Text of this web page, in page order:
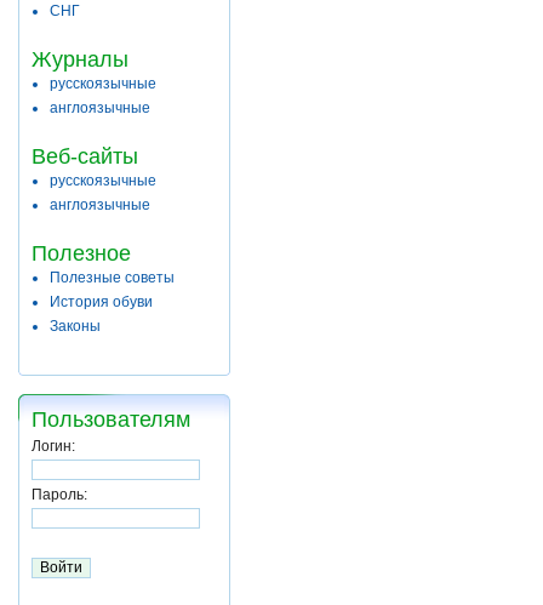
СНГ
Журналы
русскоязычные
англоязычные
Веб-сайты
русскоязычные
англоязычные
Полезное
Полезные советы
История обуви
Законы
Пользователям
Логин:
Пароль: